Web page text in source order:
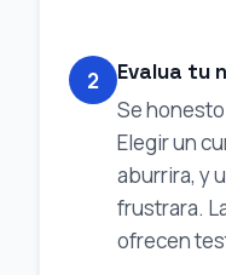
2 Evalua tu
Se
Elegir un
aburrira, y
frustrara.
ofrecen